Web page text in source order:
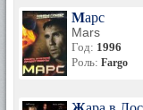
Марс
Mars
Год: 1996
Роль: Fargo